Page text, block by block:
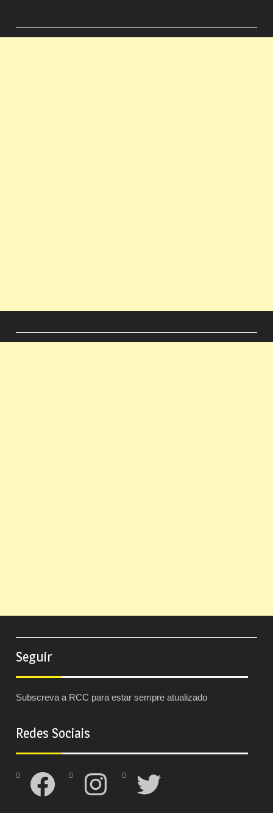
Seguir
Subscreva a RCC para estar sempre atualizado
Redes Sociais
Facebook Instagram Twitter